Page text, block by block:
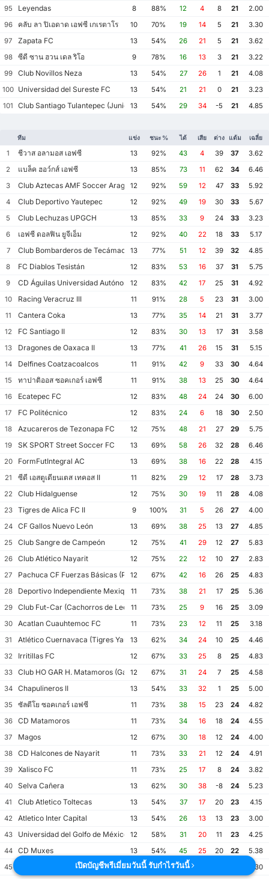
95
Leyendas 8 88% 12 4 8 21
2.00
96
คลับ ลา ปิเอดาด เอฟซี เกเรตาโร 10 70% 19 14 5 21
3.30
97
Zapata FC 13 54% 26 21 5 21
3.62
98
ซีดี ซาน ฮวน เดล ริโอ 9 78% 16 13 3 21
3.22
99
Club Novillos Neza 13 54% 27 26 1 21
4.08
100 Universidad del Sureste FC 13 54% 21 21 0 21
3.23
101
Club Santiago Tulantepec (Juniors FC)
13 54% 29 34 -5 21 4.85
ทีม แข่ง ชนะ % ได้ เสีย ต่าง แต้ม เฉลี่ย
1 ชีวาส อลามอส เอฟซี 13 92% 43 4 39 37
3.62
2
แบล็ค ฮอว์กส์ เอฟซี 13 85% 73 11 62 34
6.46
3
Club Aztecas AMF Soccer Aragón12 92% 59 12 47 33
5.92
4
Club Deportivo Yautepec 12 92% 49 19 30 33
5.67
5
Club Lechuzas UPGCH 13 85% 33 9 24 33
3.23
6
เอฟซี ดอลฟิน ยูจีเอ็ม 12 92% 40 22 18 33
5.17
7
Club Bombarderos de Tecámac 13 77% 51 12 39 32
4.85
8
FC Diablos Tesistán 12 83% 53 16 37 31
5.75
9
CD Águilas Universidad Autónoma de Guerrero
12 83% 42 17 25 31
4.92
10
Racing Veracruz III 11 91% 28 5 23 31
3.00
11
Cantera Coka 13 77% 35 14 21 31
3.77
12
FC Santiago II 12 83% 30 13 17 31
3.58
13
Dragones de Oaxaca II 13 77% 41 26 15 31
5.15
14
Delfines Coatzacoalcos 11 91% 42 9 33 30
4.64
15
ทาปาติออส ซอคเกอร์ เอฟซี 11 91% 38 13 25 30
4.64
16
Ecatepec FC 12 83% 48 24 24 30
6.00
17
FC Politécnico 12 83% 24 6 18 30
2.50
18
Azucareros de Tezonapa FC 12 75% 48 21 27 29
5.75
19
SK SPORT Street Soccer FC 13 69% 58 26 32 28
6.46
20
FormFutIntegral AC 13 69% 38 16 22 28
4.15
21
ซีดี เอสตูเดียนเตส เทคอส II 11 82% 29 12 17 28
3.73
22
Club Hidalguense 12 75% 30 19 11 28
4.08
23
Tigres de Alica FC II 9 100% 31 5 26 27
4.00
24
CF Gallos Nuevo León 13 69% 38 25 13 27
4.85
25
Club Sangre de Campeón 12 75% 41 29 12 27
5.83
26
Club Atlético Nayarit 12 75% 22 12 10 27
2.83
27
Pachuca CF Fuerzas Básicas (Pachuca CF III)
12 67% 42 16 26 25
4.83
28
Deportivo Independiente Mexiquense
11 73% 38 21 17 25
5.36
29
Club Fut-Car (Cachorros de León)11 73% 25 9 16 25
3.09
30
Acatlan Cuauhtemoc FC 11 73% 23 12 11 25
3.18
31
Atlético Cuernavaca (Tigres Yautepec)
13 62% 34 24 10 25
4.46
32
Irritillas FC 12 67% 33 25 8 25
4.83
33
Club HO GAR H. Matamoros (Gavilanes FC Matamoros II)
12 67% 31 24 7 25
4.58
34
Chapulineros II 13 54% 33 32 1 25
5.00
35
ซัลตีโย ซอคเกอร์ เอฟซี 11 73% 38 15 23 24
4.82
36
CD Matamoros 11 73% 34 16 18 24
4.55
37
Magos 12 67% 30 18 12 24
4.00
38
CD Halcones de Nayarit 11 73% 33 21 12 24
4.91
39
Xalisco FC 11 73% 25 17 8 24
3.82
40
Selva Cañera 13 62% 30 38 -8 24
5.23
41
Club Atletico Toltecas 13 54% 37 17 20 23
4.15
42
Atletico Inter Capital 13 54% 26 13 13 23
3.00
43
Universidad del Golfo de México FC
12 58% 31 20 11 23
4.25
44
CD Muxes 13 54% 45 25 20 22
5.38
45
โอริชาส เตเปจิ เอฟซี 10 70% 35 5.30
เปิดบัญชีพรีเมี่ยมวันนี้ รับกำไรวันนี้